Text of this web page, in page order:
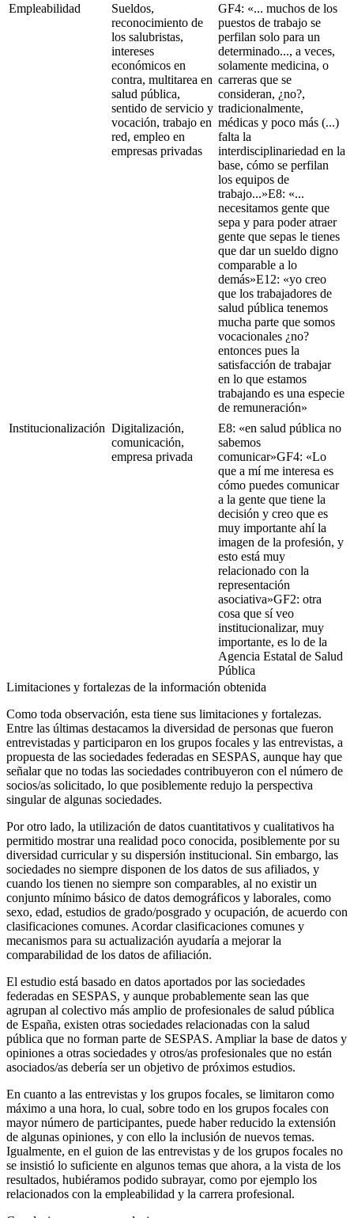
Empleabilidad
Sueldos,
reconocimiento de
los salubristas,
intereses
económicos en
contra, multitarea en
salud pública,
sentido de servicio y
vocación, trabajo en
red, empleo en
empresas privadas
GF4: «... muchos de los
puestos de trabajo se
perfilan solo para un
determinado..., a veces,
solamente medicina, o
carreras que se
consideran, ¿no?,
tradicionalmente,
médicas y poco más (...)
falta la
interdisciplinariedad en la
base, cómo se perfilan
los equipos de
trabajo...»E8: «...
necesitamos gente que
sepa y para poder atraer
gente que sepas le tienes
que dar un sueldo digno
comparable a lo
demás»E12: «yo creo
que los trabajadores de
salud pública tenemos
mucha parte que somos
vocacionales ¿no?
entonces pues la
satisfacción de trabajar
en lo que estamos
trabajando es una especie
de remuneración»
Institucionalización Digitalización,
comunicación,
empresa privada
E8: «en salud pública no
sabemos
comunicar»GF4: «Lo
que a mí me interesa es
cómo puedes comunicar
a la gente que tiene la
decisión y creo que es
muy importante ahí la
imagen de la profesión, y
esto está muy
relacionado con la
representación
asociativa»GF2: otra
cosa que sí veo
institucionalizar, muy
importante, es lo de la
Agencia Estatal de Salud
Pública
Limitaciones y fortalezas de la información obtenida
Como toda observación, esta tiene sus limitaciones y fortalezas.
Entre las últimas destacamos la diversidad de personas que fueron
entrevistadas y participaron en los grupos focales y las entrevistas, a
propuesta de las sociedades federadas en SESPAS, aunque hay que
señalar que no todas las sociedades contribuyeron con el número de
socios/as solicitado, lo que posiblemente redujo la perspectiva
singular de algunas sociedades.
Por otro lado, la utilización de datos cuantitativos y cualitativos ha
permitido mostrar una realidad poco conocida, posiblemente por su
diversidad curricular y su dispersión institucional. Sin embargo, las
sociedades no siempre disponen de los datos de sus afiliados, y
cuando los tienen no siempre son comparables, al no existir un
conjunto mínimo básico de datos demográficos y laborales, como
sexo, edad, estudios de grado/posgrado y ocupación, de acuerdo con
clasificaciones comunes. Acordar clasificaciones comunes y
mecanismos para su actualización ayudaría a mejorar la
comparabilidad de los datos de afiliación.
El estudio está basado en datos aportados por las sociedades
federadas en SESPAS, y aunque probablemente sean las que
agrupan al colectivo más amplio de profesionales de salud pública
de España, existen otras sociedades relacionadas con la salud
pública que no forman parte de SESPAS. Ampliar la base de datos y
opiniones a otras sociedades y otros/as profesionales que no están
asociados/as debería ser un objetivo de próximos estudios.
En cuanto a las entrevistas y los grupos focales, se limitaron como
máximo a una hora, lo cual, sobre todo en los grupos focales con
mayor número de participantes, puede haber reducido la extensión
de algunas opiniones, y con ello la inclusión de nuevos temas.
Igualmente, en el guion de las entrevistas y de los grupos focales no
se insistió lo suficiente en algunos temas que ahora, a la vista de los
resultados, hubiéramos podido subrayar, como por ejemplo los
relacionados con la empleabilidad y la carrera profesional.